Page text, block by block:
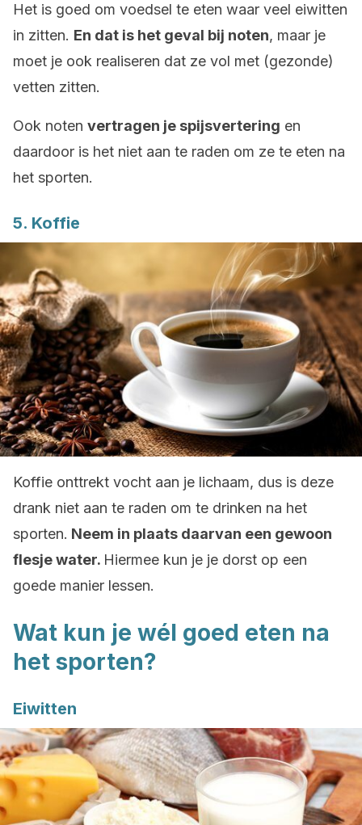
Het is goed om voedsel te eten waar veel eiwitten
in zitten. En dat is het geval bij noten, maar je
moet je ook realiseren dat ze vol met (gezonde)
vetten zitten.
Ook noten vertragen je spijsvertering en
daardoor is het niet aan te raden om ze te eten na
het sporten.
5. Koffie
Koffie onttrekt vocht aan je lichaam, dus is deze
drank niet aan te raden om te drinken na het
sporten. Neem in plaats daarvan een gewoon
flesje water. Hiermee kun je je dorst op een
goede manier lessen.
Wat kun je wél goed eten na
het sporten?
Eiwitten